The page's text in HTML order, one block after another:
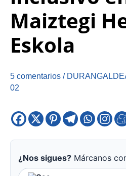
Maiztegi
Eskola
5 comentarios /
02
¿Nos sigues? Márcanos